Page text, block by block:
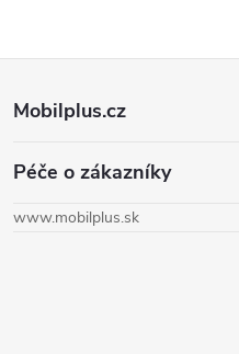
p
Mobilplus.cz
Péče o zákazníky
www.mobilplus.sk